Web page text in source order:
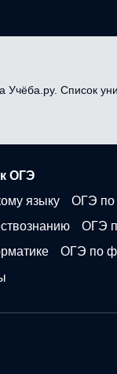
Список
ОГЭ
языку
ОГЭ по
ОГЭ
ОГЭ по